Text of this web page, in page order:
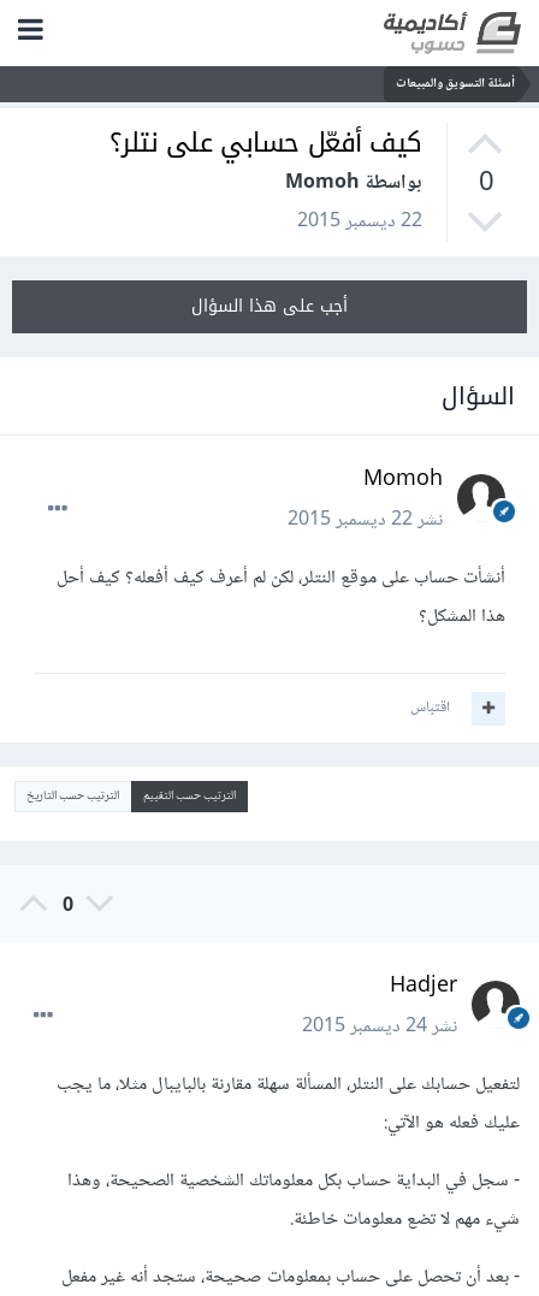
أسئلة التسويق والمبيعات
0
كيف أفعّل حسابي على نتلر؟
بواسطة Momoh
22 ديسمبر 2015
أجب على هذا السؤال
السؤال
Momoh
نشر22 ديسمبر 2015
أنشأت حساب على موقع النتلر، لكن لم أعرف كيف أفعله؟ كيف أحل
هذا المشكل؟
اقتباس
الترتيب حسب التقييم الترتيب حسب التاريخ
0
Hadjer
نشر24 ديسمبر 2015
لتفعيل حسابك على النتلر، المسألة سهلة مقارنة بالبايبال مثلا، ما يجب
عليك فعله هو الآتي:
- سجل في البداية حساب بكل معلوماتك الشخصية الصحيحة، وهذا
شيء مهم لا تضع معلومات خاطئة.
- بعد أن تحصل على حساب بمعلومات صحيحة، ستجد أنه غير مفعل